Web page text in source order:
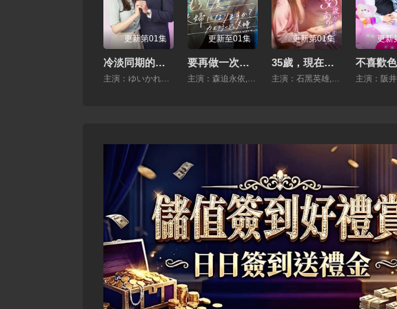
更新第01集
冷淡同期的溺愛癖
主演：ゆいかれん,藤林泰也,小栗有以,京典和玖,半田周平
更新至01集
要再做一次夫婦嗎？～偽裝夫婦～
主演：森迫永依,前田公輝,桃月梨子,武田航平,島崎遙香,濱田麻裏,高島禮子
更新第01集
35歲，現在戀愛什麼的也太不現實了
主演：石黑英雄,入來茉裏
更新